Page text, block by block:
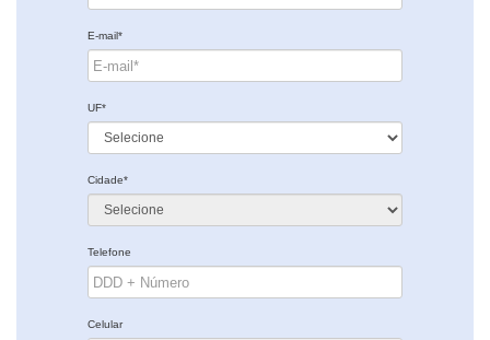
E-mail*
UF*
Cidade*
Telefone
Celular